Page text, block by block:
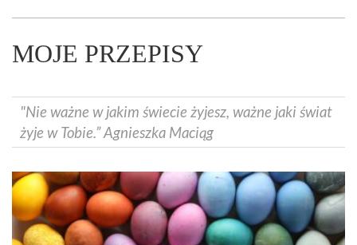
MOJE PRZEPISY
"Nie ważne w jakim świecie żyjesz, ważne jaki świat
żyje w Tobie.” Agnieszka Maciąg